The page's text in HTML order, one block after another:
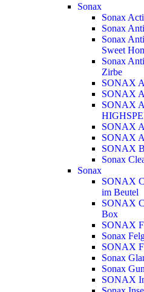
Sonax
Sonax
Sonax
Sonax
Sweet
Sonax
Zirbe
SONAX
SONAX
SONAX
SONAX
SONAX
SONAX
Sonax
Sonax
SONAX
im Beutel
SONAX
Box
SONAX
Sonax
SONAX
Sonax
Sonax
SONAX